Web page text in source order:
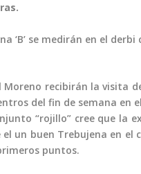
‘B’ se medirán en el
Moreno recibirán la visita
del fin de semana en
“rojillo” cree que la
un buen Trebujena en el
puntos.